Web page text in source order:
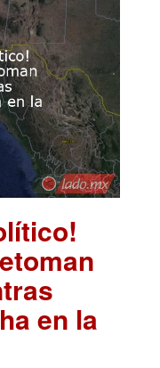
en la